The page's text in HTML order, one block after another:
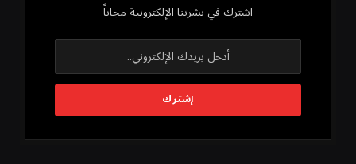
اشترك في نشرتنا الإلكترونية مجاناً